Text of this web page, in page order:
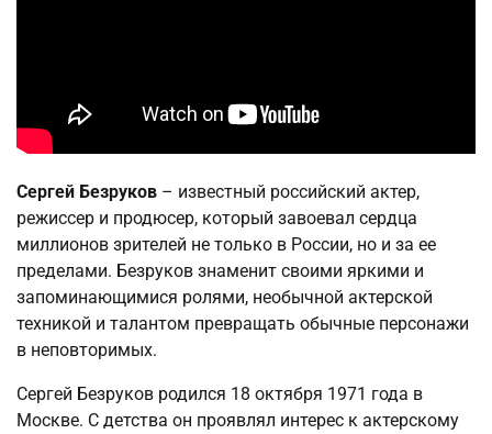
Сергей Безруков – известный российский актер,
режиссер и продюсер, который завоевал сердца
миллионов зрителей не только в России, но и за ее
пределами. Безруков знаменит своими яркими и
запоминающимися ролями, необычной актерской
техникой и талантом превращать обычные персонажи
в неповторимых.
Сергей Безруков родился 18 октября 1971 года в
Москве. С детства он проявлял интерес к актерскому